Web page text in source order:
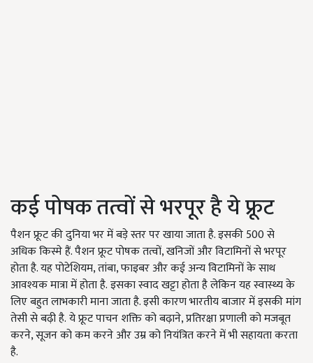
कई पोषक तत्वों से भरपूर है ये फ्रूट
पैशन फ्रूट की दुनिया भर में बड़े स्तर पर खाया जाता है. इसकी 500 से
अधिक किस्मे हैं. पैशन फ्रूट पोषक तत्वों, खनिजों और विटामिनों से भरपूर
होता है. यह पोटेशियम, तांबा, फाइबर और कई अन्य विटामिनों के साथ
आवश्यक मात्रा में होता है. इसका स्वाद खट्टा होता है लेकिन यह स्वास्थ्य के
लिए बहुत लाभकारी माना जाता है. इसी कारण भारतीय बाजार में इसकी मांग
तेसी से बढ़ी है.ये फ्रूट पाचन शक्ति को बढ़ाने, प्रतिरक्षा प्रणाली को मजबूत
करने, सूजन को कम करने और उम्र को नियंत्रित करने में भी सहायता करता
है.